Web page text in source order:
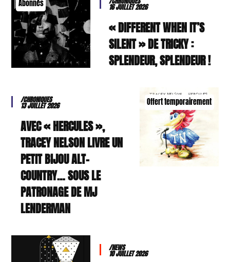
Abonnés 16 JUILLET 2026
« DIFFERENT WHEN IT’S
SILENT » DE TRICKY :
SPLENDEUR, SPLENDEUR !
Offert temporairement
/CHRONIQUES
13 JUILLET 2026
AVEC « HERCULES »,
TRACEY NELSON LIVRE UN
PETIT BIJOU ALT-
COUNTRY… SOUS LE
PATRONAGE DE MJ
LENDERMAN
/NEWS
10 JUILLET 2026